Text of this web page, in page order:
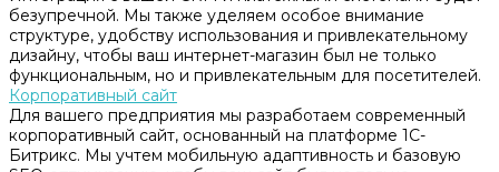
безупречной. Мы также уделяем особое внимание
структуре, удобству использования и привлекательному
дизайну, чтобы ваш интернет-магазин был не только
функциональным, но и привлекательным для посетителей.
Корпоративный сайт
Для вашего предприятия мы разработаем современный
корпоративный сайт, основанный на платформе 1С-
Битрикс. Мы учтем мобильную адаптивность и базовую